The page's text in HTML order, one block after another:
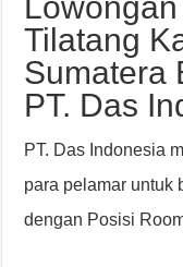
Tilatang
Sumatera
PT. Das
PT. Das Indonesia
para pelamar untuk
dengan Posisi